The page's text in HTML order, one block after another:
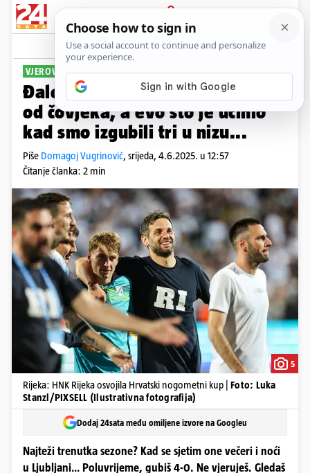
PRIJAVA
Sport Komentari
VJEROVAO KAD JE BILO NAJTEŽE
Đalović: Damir Mišković je čudo
od čovjeka, a evo što je učinio
kad smo izgubili tri u nizu...
Piše Domagoj Vugrinović, srijeda, 4.6.2025. u 12:57
Čitanje članka: 2 min
5
Rijeka: HNK Rijeka osvojila Hrvatski nogometni kup | Foto: Luka
Stanzl/PIXSELL (Ilustrativna fotografija)
Dodaj 24sata među omiljene izvore na Googleu
Najteži trenutka sezone? Kad se sjetim one večeri i noći
u Ljubljani… Poluvrijeme, gubiš 4-0. Ne vjeruješ. Gledaš